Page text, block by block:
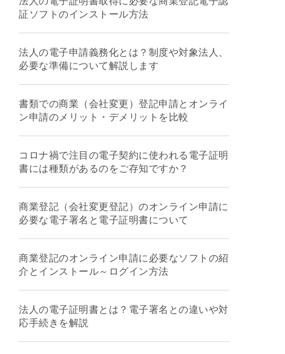
証ソフトのインストール方法
法人の電子申請義務化とは？制度や対象法人、
必要な準備について解説します
書類での商業（会社変更）登記申請とオンライ
ン申請のメリット・デメリットを比較
コロナ禍で注目の電子契約に使われる電子証明
書には種類があるのをご存知ですか？
商業登記（会社変更登記）のオンライン申請に
必要な電子署名と電子証明書について
商業登記のオンライン申請に必要なソフトの紹
介とインストール～ログイン方法
法人の電子証明書とは？電子署名との違いや対
応手続きを解説